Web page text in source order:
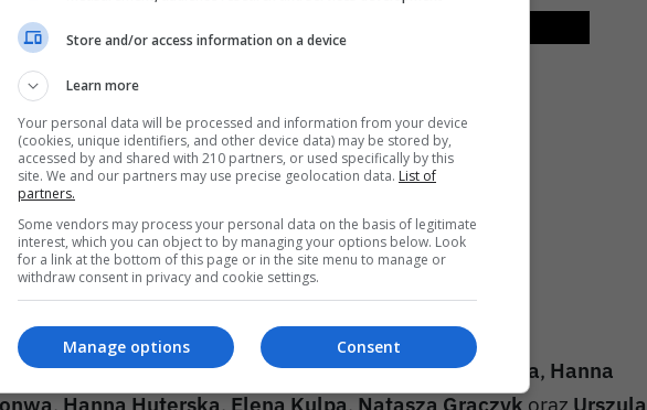
Play
reprezentowały:Dominika Jasińska,Laura Lasecka, Hanna
, Hanna Huterska, Elena Kulpa, Natasza Graczyk oraz Urszula
Store and/or access information on a device
Learn more
Your personal data will be processed and information from your device
(cookies, unique identifiers, and other device data) may be stored by,
accessed by and shared with 210 partners, or used specifically by this
site. We and our partners may use precise geolocation data. List of
partners.
Some vendors may process your personal data on the basis of legitimate
interest, which you can object to by managing your options below. Look
for a link at the bottom of this page or in the site menu to manage or
withdraw consent in privacy and cookie settings.
Consent
Manage options